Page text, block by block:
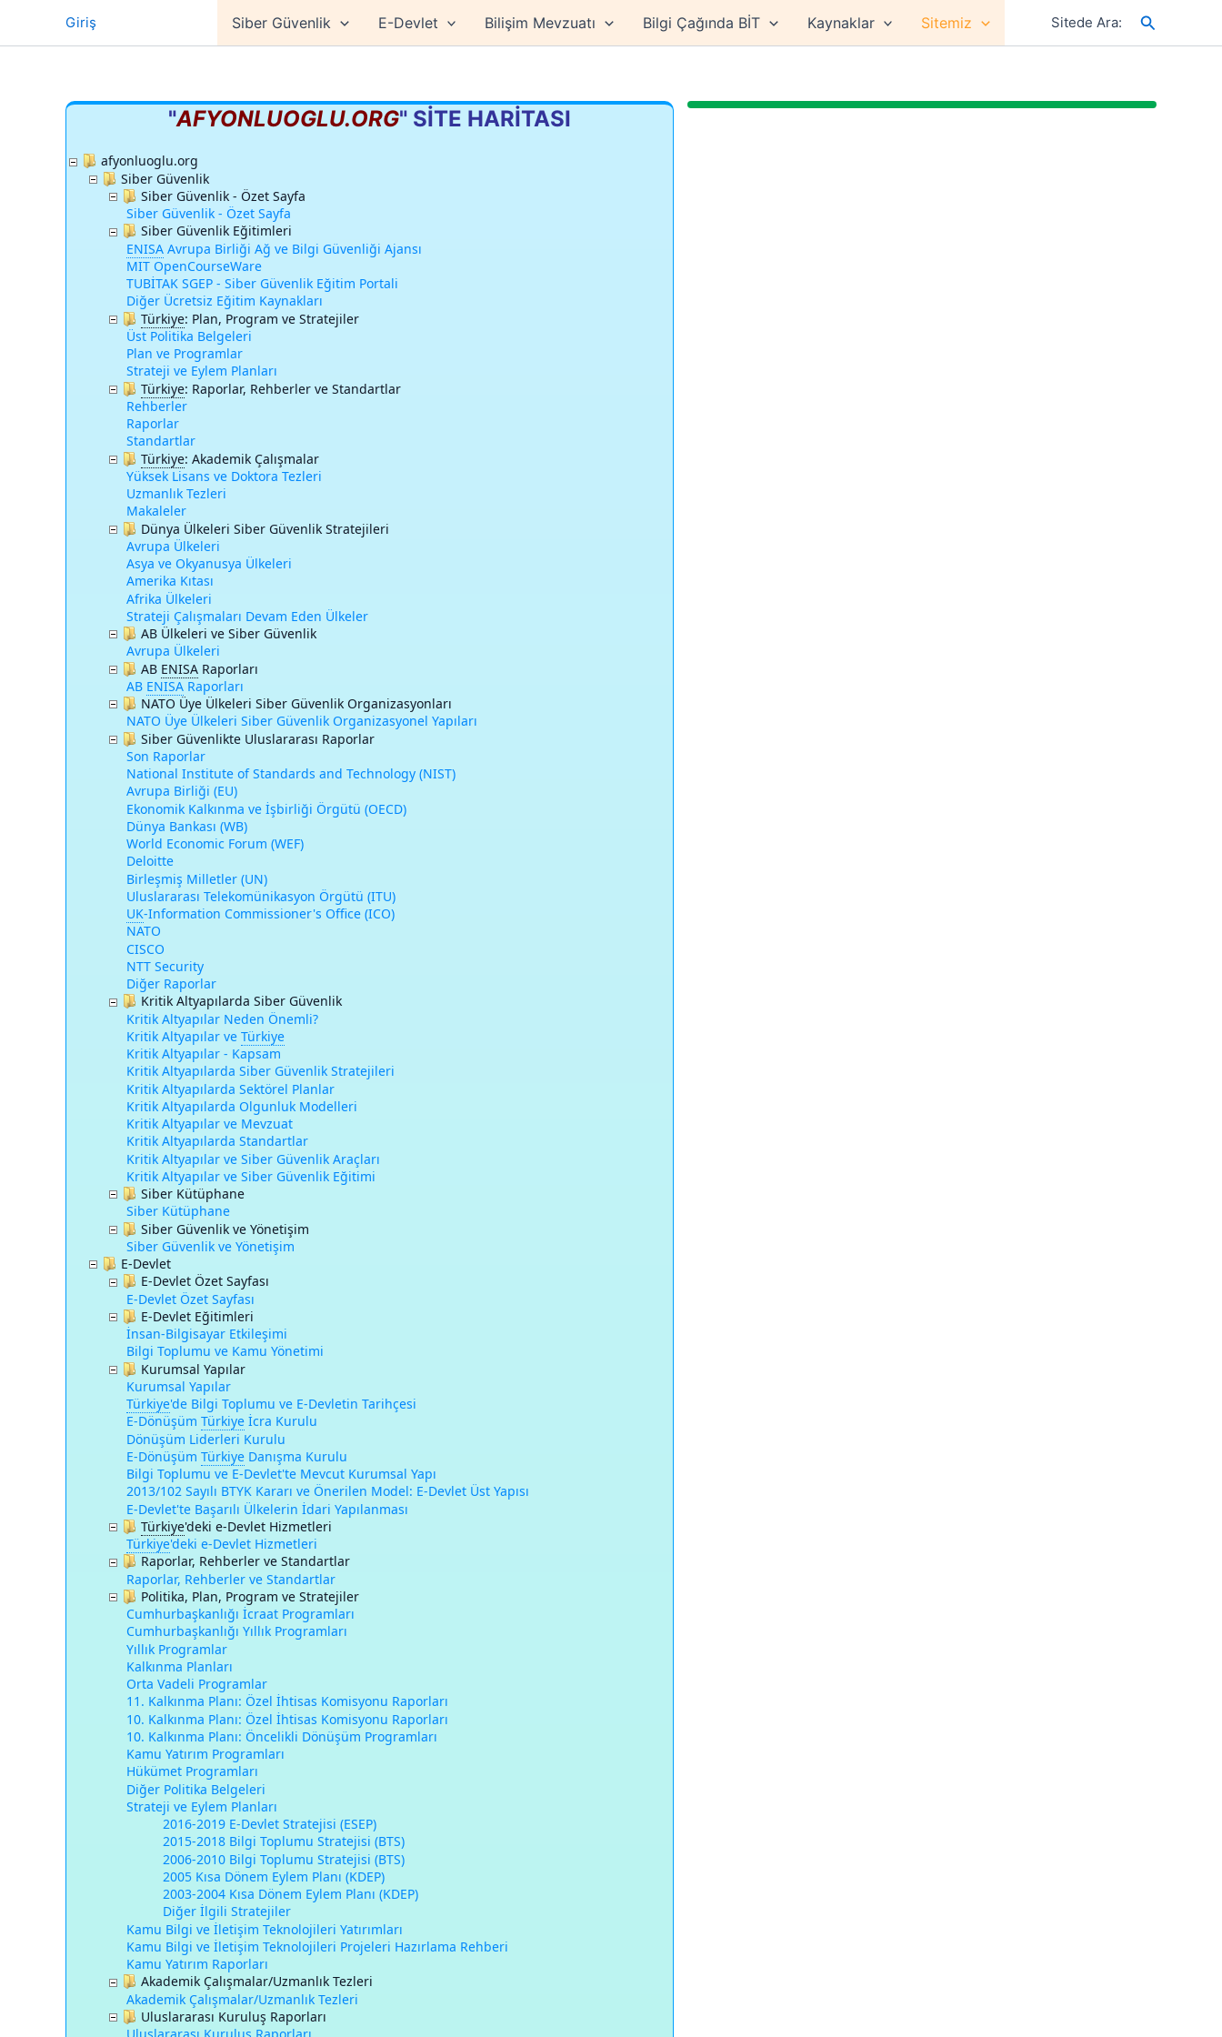
Giriş Siber Güvenlik E-Devlet Bilişim Mevzuatı Bilgi Çağında BİT Kaynaklar Sitemiz Sitede Ara: Arama
"AFYONLUOGLU.ORG" SİTE HARİTASI
afyonluoglu.org
Siber Güvenlik
Siber Güvenlik - Özet Sayfa
Siber Güvenlik - Özet Sayfa
Siber Güvenlik Eğitimleri
ENISA Avrupa Birliği Ağ ve Bilgi Güvenliği Ajansı
MIT OpenCourseWare
TUBİTAK SGEP - Siber Güvenlik Eğitim Portali
Diğer Ücretsiz Eğitim Kaynakları
Türkiye: Plan, Program ve Stratejiler
Üst Politika Belgeleri
Plan ve Programlar
Strateji ve Eylem Planları
Türkiye: Raporlar, Rehberler ve Standartlar
Rehberler
Raporlar
Standartlar
Türkiye: Akademik Çalışmalar
Yüksek Lisans ve Doktora Tezleri
Uzmanlık Tezleri
Makaleler
Dünya Ülkeleri Siber Güvenlik Stratejileri
Avrupa Ülkeleri
Asya ve Okyanusya Ülkeleri
Amerika Kıtası
Afrika Ülkeleri
Strateji Çalışmaları Devam Eden Ülkeler
AB Ülkeleri ve Siber Güvenlik
Avrupa Ülkeleri
AB ENISA Raporları
AB ENISA Raporları
NATO Üye Ülkeleri Siber Güvenlik Organizasyonları
NATO Üye Ülkeleri Siber Güvenlik Organizasyonel Yapıları
Siber Güvenlikte Uluslararası Raporlar
Son Raporlar
National Institute of Standards and Technology (NIST)
Avrupa Birliği (EU)
Ekonomik Kalkınma ve İşbirliği Örgütü (OECD)
Dünya Bankası (WB)
World Economic Forum (WEF)
Deloitte
Birleşmiş Milletler (UN)
Uluslararası Telekomünikasyon Örgütü (ITU)
UK-Information Commissioner's Office (ICO)
NATO
CISCO
NTT Security
Diğer Raporlar
Kritik Altyapılarda Siber Güvenlik
Kritik Altyapılar Neden Önemli?
Kritik Altyapılar ve Türkiye
Kritik Altyapılar - Kapsam
Kritik Altyapılarda Siber Güvenlik Stratejileri
Kritik Altyapılarda Sektörel Planlar
Kritik Altyapılarda Olgunluk Modelleri
Kritik Altyapılar ve Mevzuat
Kritik Altyapılarda Standartlar
Kritik Altyapılar ve Siber Güvenlik Araçları
Kritik Altyapılar ve Siber Güvenlik Eğitimi
Siber Kütüphane
Siber Kütüphane
Siber Güvenlik ve Yönetişim
Siber Güvenlik ve Yönetişim
E-Devlet
E-Devlet Özet Sayfası
E-Devlet Özet Sayfası
E-Devlet Eğitimleri
İnsan-Bilgisayar Etkileşimi
Bilgi Toplumu ve Kamu Yönetimi
Kurumsal Yapılar
Kurumsal Yapılar
Türkiye'de Bilgi Toplumu ve E-Devletin Tarihçesi
E-Dönüşüm Türkiye İcra Kurulu
Dönüşüm Liderleri Kurulu
E-Dönüşüm Türkiye Danışma Kurulu
Bilgi Toplumu ve E-Devlet'te Mevcut Kurumsal Yapı
2013/102 Sayılı BTYK Kararı ve Önerilen Model: E-Devlet Üst Yapısı
E-Devlet'te Başarılı Ülkelerin İdari Yapılanması
Türkiye'deki e-Devlet Hizmetleri
Türkiye'deki e-Devlet Hizmetleri
Raporlar, Rehberler ve Standartlar
Raporlar, Rehberler ve Standartlar
Politika, Plan, Program ve Stratejiler
Cumhurbaşkanlığı İcraat Programları
Cumhurbaşkanlığı Yıllık Programları
Yıllık Programlar
Kalkınma Planları
Orta Vadeli Programlar
11. Kalkınma Planı: Özel İhtisas Komisyonu Raporları
10. Kalkınma Planı: Özel İhtisas Komisyonu Raporları
10. Kalkınma Planı: Öncelikli Dönüşüm Programları
Kamu Yatırım Programları
Hükümet Programları
Diğer Politika Belgeleri
Strateji ve Eylem Planları
2016-2019 E-Devlet Stratejisi (ESEP)
2015-2018 Bilgi Toplumu Stratejisi (BTS)
2006-2010 Bilgi Toplumu Stratejisi (BTS)
2005 Kısa Dönem Eylem Planı (KDEP)
2003-2004 Kısa Dönem Eylem Planı (KDEP)
Diğer İlgili Stratejiler
Kamu Bilgi ve İletişim Teknolojileri Yatırımları
Kamu Bilgi ve İletişim Teknolojileri Projeleri Hazırlama Rehberi
Kamu Yatırım Raporları
Akademik Çalışmalar/Uzmanlık Tezleri
Akademik Çalışmalar/Uzmanlık Tezleri
Uluslararası Kuruluş Raporları